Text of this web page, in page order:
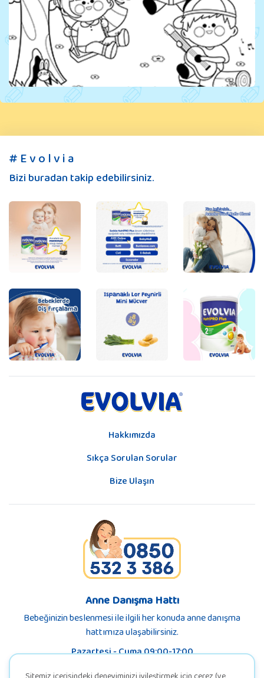
# E v o l v i a
Bizi buradan takip edebilirsiniz.
Hakkımızda
Sıkça Sorulan Sorular
Bize Ulaşın
Anne Danışma Hattı
Bebeğinizin beslenmesi ile ilgili her konuda anne danışma
hattımıza ulaşabilirsiniz.
Pazartesi - Cuma 09:00-17:00
Sitemiz içerisindeki deneyiminizi iyileştirmek için çerez (ve